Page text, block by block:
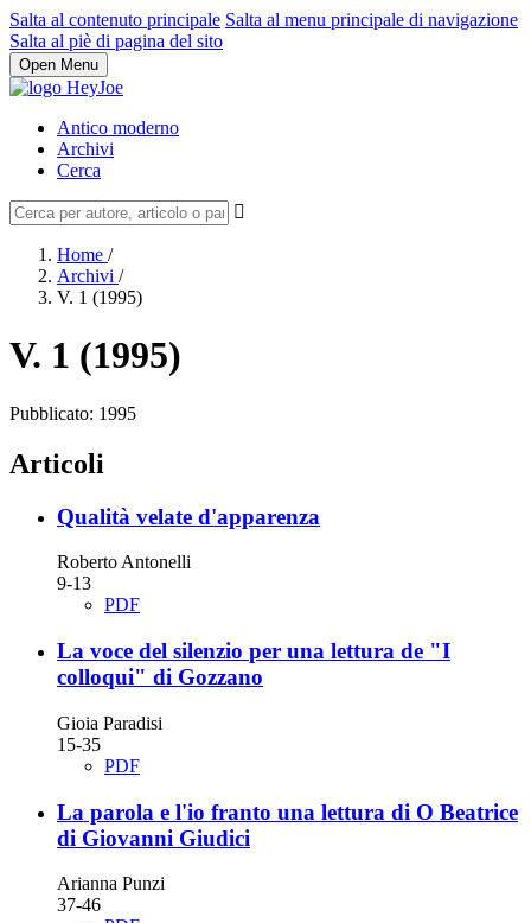
Salta al contenuto principale Salta al menu principale di navigazione
Salta al piè di pagina del sito
Open Menu
Antico moderno
Archivi
Cerca
Home /
Archivi /
V. 1 (1995)
V. 1 (1995)
Pubblicato: 1995
Articoli
Qualità velate d'apparenza
Roberto Antonelli
9-13
PDF
La voce del silenzio per una lettura de "I
colloqui" di Gozzano
Gioia Paradisi
15-35
PDF
La parola e l'io franto una lettura di O Beatrice
di Giovanni Giudici
Arianna Punzi
37-46